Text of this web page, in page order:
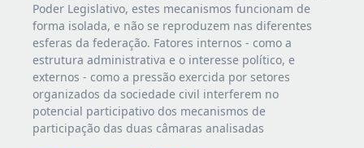
Poder Legislativo, estes mecanismos funcionam de
forma isolada, e não se reproduzem nas diferentes
esferas da federação. Fatores internos - como a
estrutura administrativa e o interesse político, e
externos - como a pressão exercida por setores
organizados da sociedade civil interferem no
potencial participativo dos mecanismos de
participação das duas câmaras analisadas